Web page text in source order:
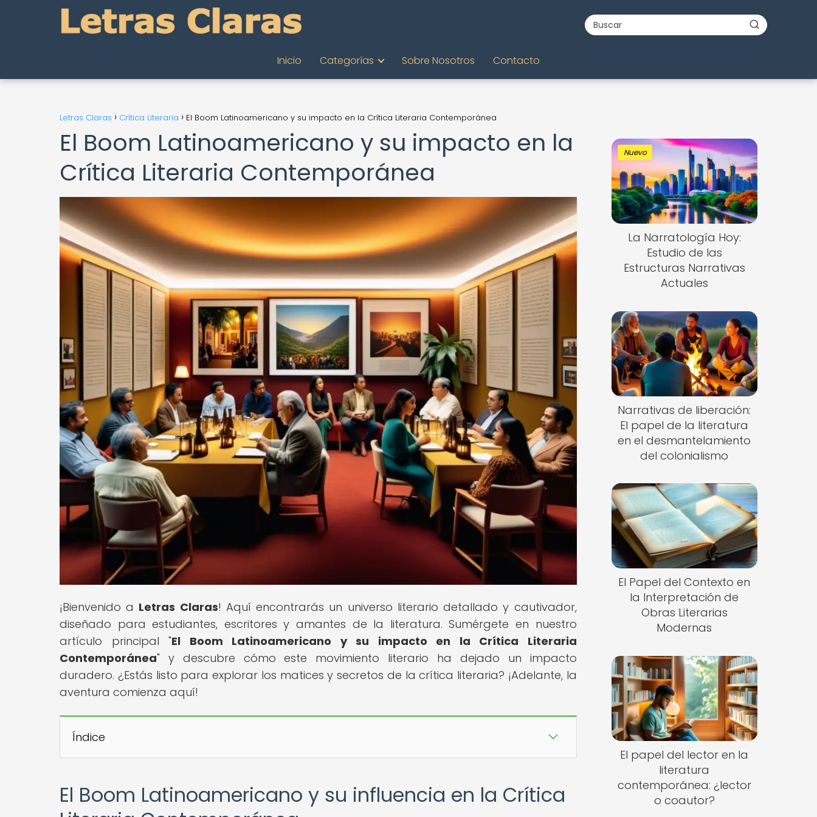
Inicio Categorías Sobre Nosotros Contacto
Letras Claras Crítica Literaria El Boom Latinoamericano y su impacto en la Crítica Literaria Contemporánea
El Boom Latinoamericano y su impacto en la
Crítica Literaria Contemporánea
¡Bienvenido a Letras Claras! Aquí encontrarás un universo literario detallado y cautivador,
diseñado para estudiantes, escritores y amantes de la literatura. Sumérgete en nuestro
artículo principal "El Boom Latinoamericano y su impacto en la Crítica Literaria
Contemporánea" y descubre cómo este movimiento literario ha dejado un impacto
duradero. ¿Estás listo para explorar los matices y secretos de la crítica literaria? ¡Adelante, la
aventura comienza aquí!
Índice
El Boom Latinoamericano y su influencia en la Crítica
Nuevo
La Narratología Hoy:
Estudio de las
Estructuras Narrativas
Actuales
Narrativas de liberación:
El papel de la literatura
en el desmantelamiento
del colonialismo
El Papel del Contexto en
la Interpretación de
Obras Literarias
Modernas
El papel del lector en la
literatura
contemporánea: ¿lector
o coautor?